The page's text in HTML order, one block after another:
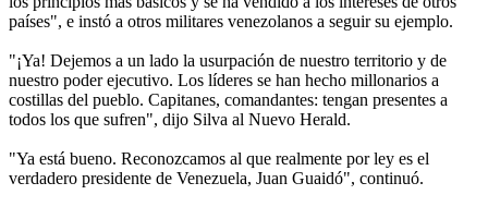
países", e instó a otros militares venezolanos a seguir su ejemplo.
"¡Ya! Dejemos a un lado la usurpación de nuestro territorio y de
nuestro poder ejecutivo. Los líderes se han hecho millonarios a
costillas del pueblo. Capitanes, comandantes: tengan presentes a
todos los que sufren", dijo Silva al Nuevo Herald.
"Ya está bueno. Reconozcamos al que realmente por ley es el
verdadero presidente de Venezuela, Juan Guaidó", continuó.